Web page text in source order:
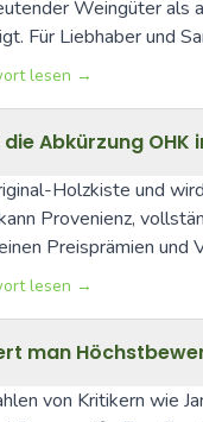
Weingüter als
Für Liebhaber und
lesen →
Abkürzung
Holzkiste und
Provenienz,
Preisprämien und
lesen →
man
von Kritikern wie